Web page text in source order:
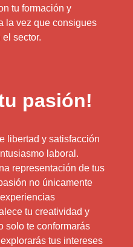
tu formación y
la vez que consigues
sector.
pasión!
libertad y satisfacción
laboral.
representación de tus
no únicamente
tu creatividad y
solo te conformarás
tus intereses